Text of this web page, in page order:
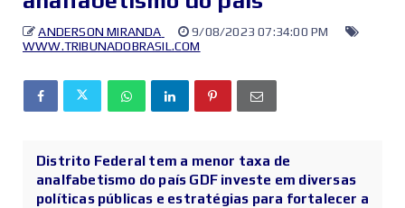
ANDERSON MIRANDA
9/08/2023 07:34:00 PM
WWW.TRIBUNADOBRASIL.COM
Distrito Federal tem a menor taxa de
analfabetismo do país GDF investe em diversas
políticas públicas e estratégias para fortalecer a